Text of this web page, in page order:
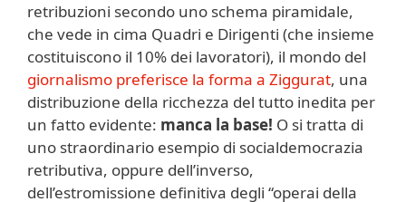
retribuzioni secondo uno schema piramidale,
che vede in cima Quadri e Dirigenti (che insieme
costituiscono il 10% dei lavoratori), il mondo del
giornalismo preferisce la forma a Ziggurat, una
distribuzione della ricchezza del tutto inedita per
un fatto evidente: manca la base! O si tratta di
uno straordinario esempio di socialdemocrazia
retributiva, oppure dell’inverso,
dell’estromissione definitiva degli “operai della